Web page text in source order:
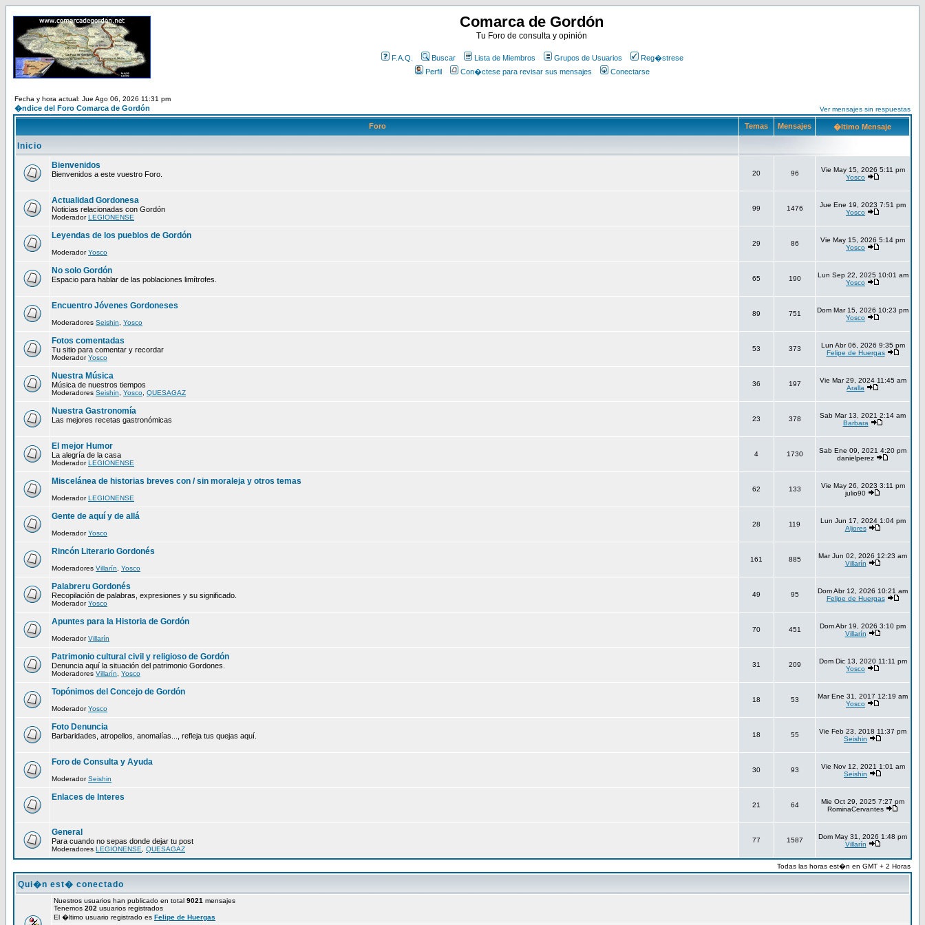
Comarca de Gordón
Tu Foro de consulta y opinión
F.A.Q. Buscar Lista de Miembros Grupos de Usuarios
Reg�strese
Perfil
Con�ctese para revisar sus mensajes Conectarse
Fecha y hora actual: Jue Ago 06, 2026 11:31 pm
�ndice del Foro Comarca de Gordón Ver mensajes sin respuestas
Foro Temas Mensajes �ltimo Mensaje
Inicio
Bienvenidos
Bienvenidos a este vuestro Foro. 20 96
Vie May 15, 2026 5:11 pm
Yosco
Actualidad Gordonesa
Noticias relacionadas con Gordón
ModeradorLEGIONENSE
99 1476
Jue Ene 19, 2023 7:51 pm
Yosco
Leyendas de los pueblos de Gordón
ModeradorYosco
29 86
Vie May 15, 2026 5:14 pm
Yosco
No solo Gordón
Espacio para hablar de las poblaciones limítrofes. 65 190
Lun Sep 22, 2025 10:01 am
Yosco
Encuentro Jóvenes Gordoneses
Moderadores Seishin Yosco
89 751
Dom Mar 15, 2026 10:23 pm
Yosco
Fotos comentadas
Tu sitio para comentar y recordar
ModeradorYosco
53 373
Lun Abr 06, 2026 9:35 pm
Felipe de Huergas
Nuestra Música
Música de nuestros tiempos
Moderadores Seishin Yosco QUESAGAZ
36 197
Vie Mar 29, 2024 11:45 am
Aralla
Nuestra Gastronomía
Las mejores recetas gastronómicas 23 378
Sab Mar 13, 2021 2:14 am
Barbara
El mejor Humor
La alegría de la casa
ModeradorLEGIONENSE
4 1730
Sab Ene 09, 2021 4:20 pm
danielperez
Miscelánea de historias breves con / sin moraleja y otros temas
ModeradorLEGIONENSE
62 133
Vie May 26, 2023 3:11 pm
julio90
Gente de aquí y de allá
ModeradorYosco
28 119
Lun Jun 17, 2024 1:04 pm
Aljores
Rincón Literario Gordonés
Moderadores Villarín Yosco
161 885
Mar Jun 02, 2026 12:23 am
Villarín
Palabreru Gordonés
Recopilación de palabras, expresiones y su significado.
ModeradorYosco
49 95
Dom Abr 12, 2026 10:21 am
Felipe de Huergas
Apuntes para la Historia de Gordón
ModeradorVillarín
70 451
Dom Abr 19, 2026 3:10 pm
Villarín
Patrimonio cultural civil y religioso de Gordón
Denuncia aquí la situación del patrimonio Gordones.
Moderadores Villarín Yosco
31 209
Dom Dic 13, 2020 11:11 pm
Yosco
Topónimos del Concejo de Gordón
ModeradorYosco
18 53
Mar Ene 31, 2017 12:19 am
Yosco
Foto Denuncia
Barbaridades, atropellos, anomalías..., refleja tus quejas aquí. 18 55
Vie Feb 23, 2018 11:37 pm
Seishin
Foro de Consulta y Ayuda
ModeradorSeishin
30 93
Vie Nov 12, 2021 1:01 am
Seishin
Enlaces de Interes
21 64
Mie Oct 29, 2025 7:27 pm
RominaCervantes
General
Para cuando no sepas donde dejar tu post
Moderadores LEGIONENSE QUESAGAZ
77 1587
Dom May 31, 2026 1:48 pm
Villarín
Todas las horas est�n en GMT + 2 Horas
Qui�n est� conectado
Nuestros usuarios han publicado en total 9021 mensajes
Tenemos 202 usuarios registrados
El �ltimo usuario registrado es Felipe de Huergas